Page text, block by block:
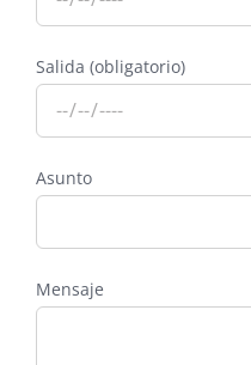
Salida (obligatorio)
Asunto
Mensaje